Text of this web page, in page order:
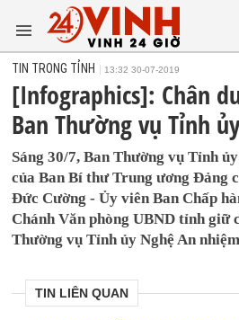
TIN TRONG TỈNH 13:32 30-07-2019
[Infographics]: Chân
Ban Thường vụ Tỉnh
Sáng 30/7, Ban Thường vụ Tỉnh
của Ban Bí thư Trung ương Đảng
Đức Cường - Ủy viên Ban Chấp
Chánh Văn phòng UBND tỉnh giữ
Thường vụ Tỉnh ủy Nghệ An
TIN LIÊN QUAN